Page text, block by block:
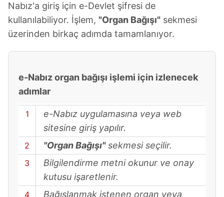
Nabız'a giriş için e-Devlet şifresi de
kullanılabiliyor. İşlem, "Organ Bağışı" sekmesi
üzerinden birkaç adımda tamamlanıyor.
e-Nabız organ bağışı işlemi için izlenecek
adımlar
e-Nabız uygulamasına veya web
sitesine giriş yapılır.
"Organ Bağışı"sekmesi seçilir.
Bilgilendirme metni okunur ve onay
kutusu işaretlenir.
Bağışlanmak istenen organ veya